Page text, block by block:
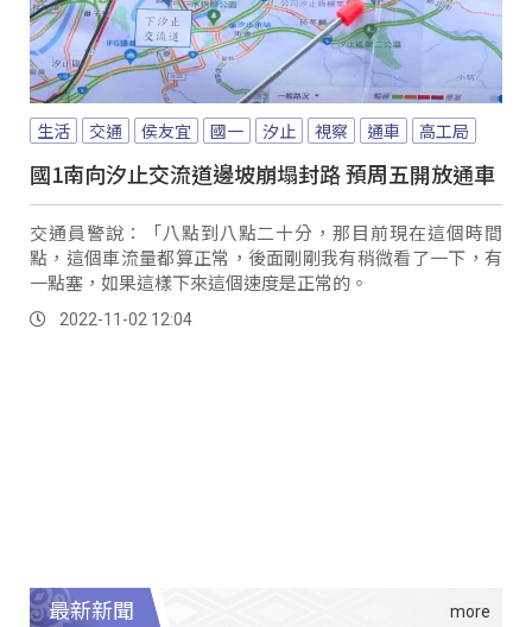
生活 交通 侯友宜 國一 汐止 視察 通車 高工局
國1南向汐止交流道邊坡崩塌封路 預周五開放通車
交通員警說：「八點到八點二十分，那目前現在這個時間
點，這個車流量都算正常，後面剛剛我有稍微看了一下，有
一點塞，如果這樣下來這個速度是正常的。
2022-11-02 12:04
最新新聞